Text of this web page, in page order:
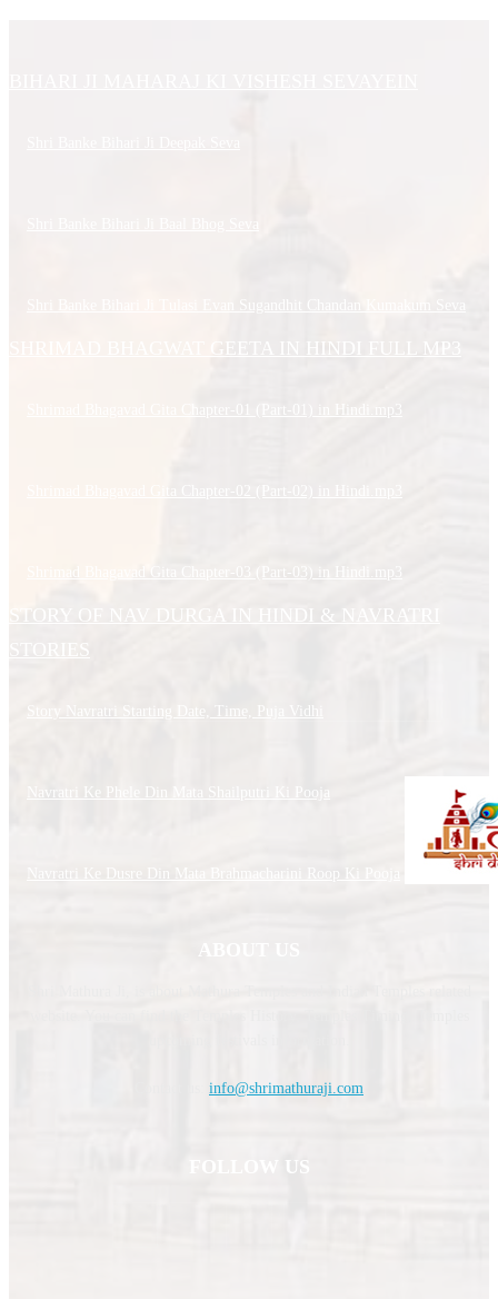
SHRIMAD BHAGWAT GEETA IN HINDI FULL MP3
Shrimad Bhagavad Gita Chapter-01 (Part-01) in Hindi.mp3
Shrimad Bhagavad Gita Chapter-03 (Part-03) in Hindi.mp3
STORY OF NAV DURGA IN HINDI & NAVRATRI
STORIES
Story Navratri Starting Date, Time, Puja Vidhi
Navratri Ke Phele Din Mata Shailputri Ki Pooja
Navratri Ke Dusre Din Mata Brahmacharini Roop Ki Pooja
info@shrimathuraji.com
FOLLOW US